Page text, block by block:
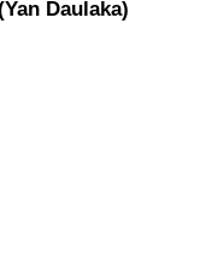
Daulaka)